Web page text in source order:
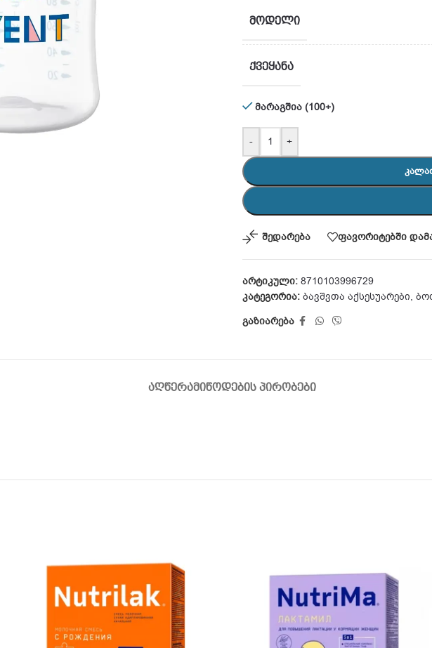
ᲛᲝᲓᲔᲚᲘ
ᲥᲕᲔᲧᲐᲜᲐ
მარაგშია (100+)
- +
შედარება ფავორიტებში
არტიკული: 8710103996729
კატეგორია: ბავშვთა აქსესუარები,
გაზიარება
ᲐᲦᲬᲔᲠᲐᲛᲘᲬᲝᲓᲔᲑᲘᲡ ᲞᲘᲠᲝᲑᲔᲑᲘ